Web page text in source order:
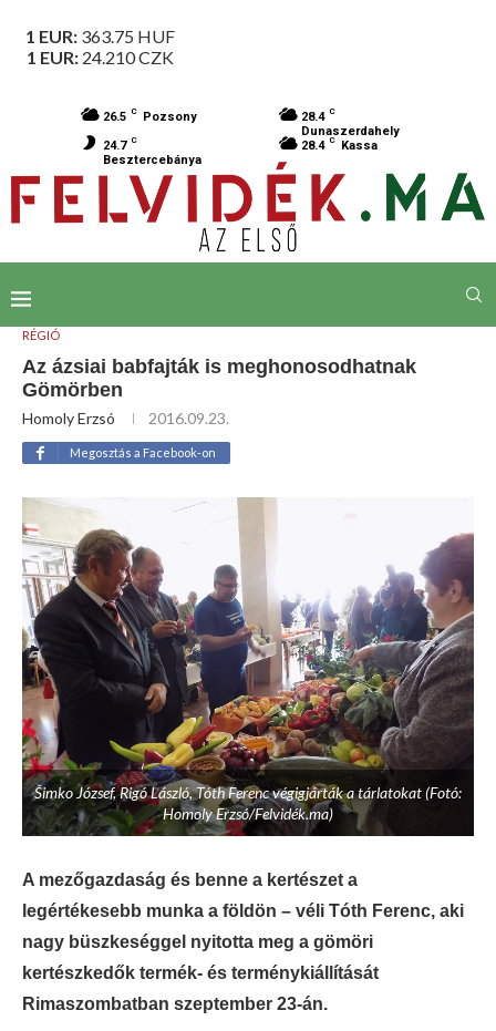
1 EUR: 363.75 HUF
1 EUR: 24.210CZK
26.5 C Pozsony 28.4 C
Dunaszerdahely
24.7 C
Besztercebánya
28.4 C Kassa
RÉGIÓ
Az ázsiai babfajták is meghonosodhatnak
Gömörben
Homoly Erzsó 2016.09.23.
Megosztás a Facebook-on
Šimko József, Rigó László, Tóth Ferenc végigjárták a tárlatokat (Fotó:
Homoly Erzsó/Felvidék.ma)
A mezőgazdaság és benne a kertészet a
legértékesebb munka a földön – véli Tóth Ferenc, aki
nagy büszkeséggel nyitotta meg a gömöri
kertészkedők termék- és terménykiállítását
Rimaszombatban szeptember 23-án.